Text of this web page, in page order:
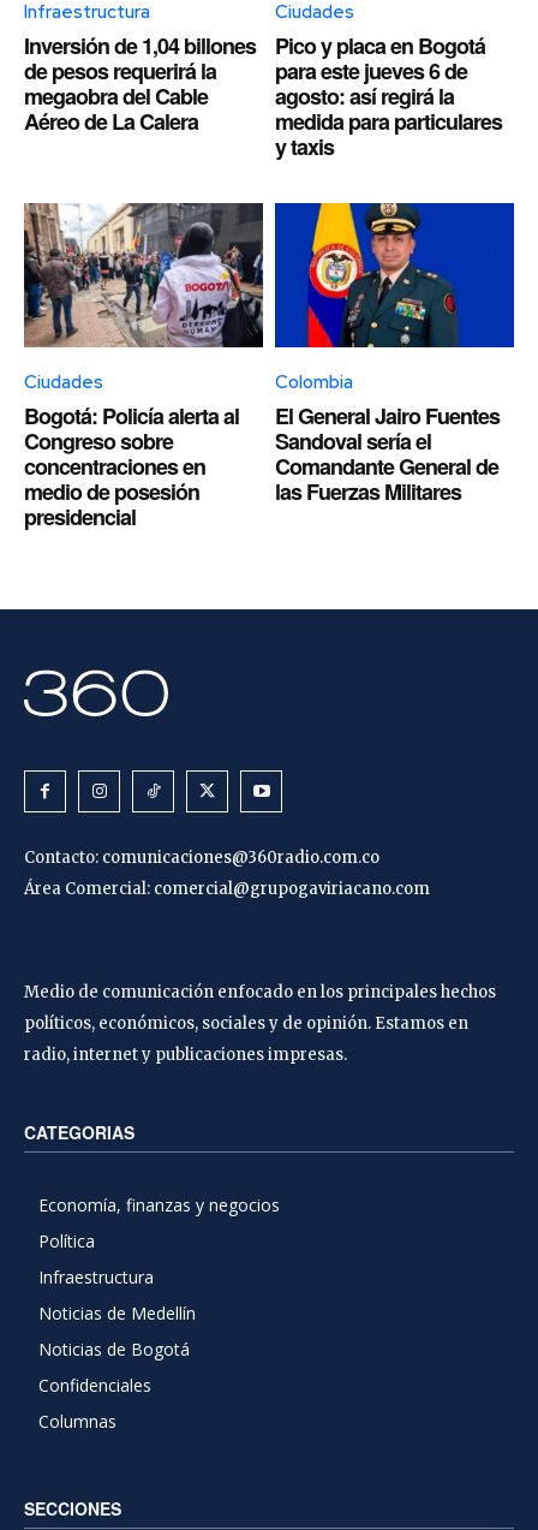
Infraestructura
Inversión de 1,04 billones
de pesos requerirá la
megaobra del Cable
Aéreo de La Calera
Ciudades
Pico y placa en Bogotá
para este jueves 6 de
agosto: así regirá la
medida para particulares
y taxis
Ciudades
Bogotá: Policía alerta al
Congreso sobre
concentraciones en
medio de posesión
presidencial
Colombia
El General Jairo Fuentes
Sandoval sería el
Comandante General de
las Fuerzas Militares
Contacto: comunicaciones@360radio.com.co
Área Comercial: comercial@grupogaviriacano.com
Medio de comunicación enfocado en los principales hechos
políticos, económicos, sociales y de opinión. Estamos en
radio, internet y publicaciones impresas.
CATEGORIAS
Economía, finanzas y negocios
Política
Infraestructura
Noticias de Medellín
Noticias de Bogotá
Confidenciales
Columnas
SECCIONES